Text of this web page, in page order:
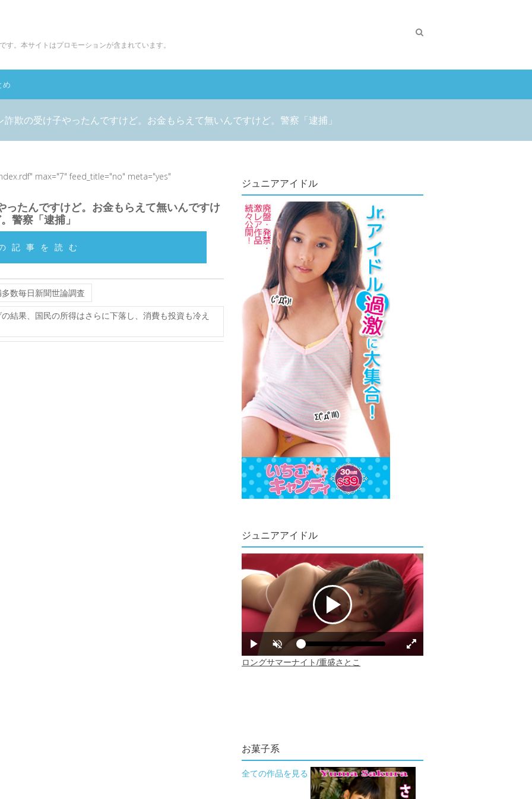
。本サイトはプロモーションが含まれています。
め
詐欺の受け子やったんですけど。お金もらえて無いんですけど。警察「逮捕」
max="7" feed_title="no" meta="yes"
ったんですけど。お金もらえて無いんですけ
警察「逮捕」
記事を読む
数毎日新聞世論調査
結果、国民の所得はさらに下落し、消費も投資も冷え
ジュニアアイドル
ジュニアアイドル
お菓子系
全ての作品を見る